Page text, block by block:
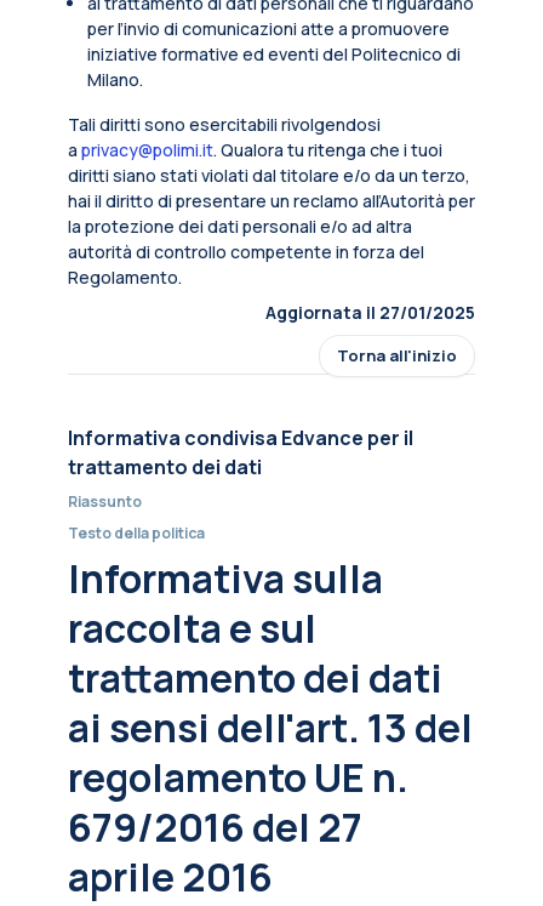
per l’invio di comunicazioni atte a promuovere
iniziative formative ed eventi del Politecnico di
Milano.
Tali diritti sono esercitabili rivolgendosi
a privacy@polimi.it. Qualora tu ritenga che i tuoi
diritti siano stati violati dal titolare e/o da un terzo,
hai il diritto di presentare un reclamo all’Autorità per
la protezione dei dati personali e/o ad altra
autorità di controllo competente in forza del
Regolamento.
Aggiornata il 27/01/2025
Torna all'inizio
Informativa condivisa Edvance per il
trattamento dei dati
Riassunto
Testo della politica
Informativa sulla
raccolta e sul
trattamento dei dati
ai sensi dell'art. 13 del
regolamento UE n.
679/2016 del 27
aprile 2016